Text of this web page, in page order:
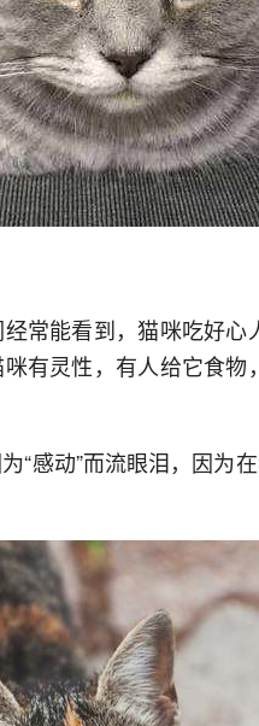
常能看到，猫咪吃好
有灵性，有人给它食
“感动”而流眼泪，因为